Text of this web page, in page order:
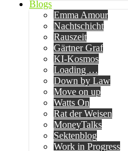
Blogs
Emma Amour
Nachtschicht
Rauszeit
Gärtner Graf
KI-Kosmos
Loading …
Down by Law
Move on up
Watts On
Rat der Weisen
MoneyTalks
Sektenblog
Work in Progress